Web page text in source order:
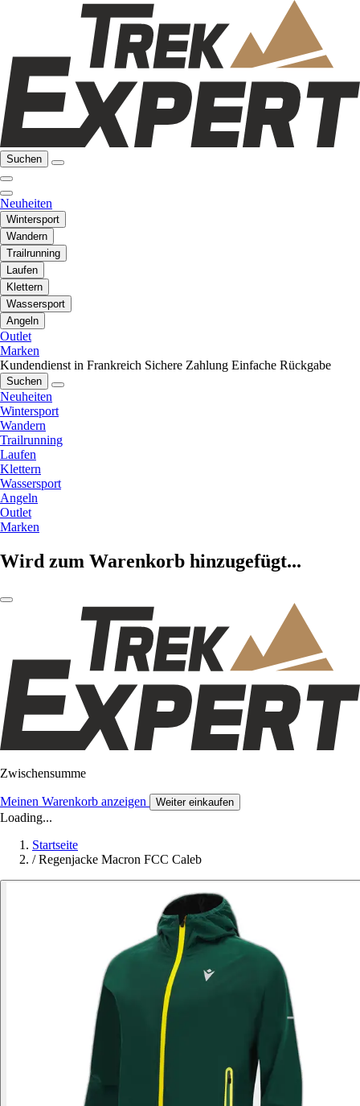
Suchen
Neuheiten
Wintersport
Wandern
Trailrunning
Laufen
Klettern
Wassersport
Angeln
Outlet
Marken
Kundendienst in Frankreich Sichere Zahlung Einfache Rückgabe
Suchen
Neuheiten
Wintersport
Wandern
Trailrunning
Laufen
Klettern
Wassersport
Angeln
Outlet
Marken
Wird zum Warenkorb hinzugefügt...
Zwischensumme
Meinen Warenkorb anzeigen Weiter einkaufen
Loading...
Startseite
/ Regenjacke Macron FCC Caleb